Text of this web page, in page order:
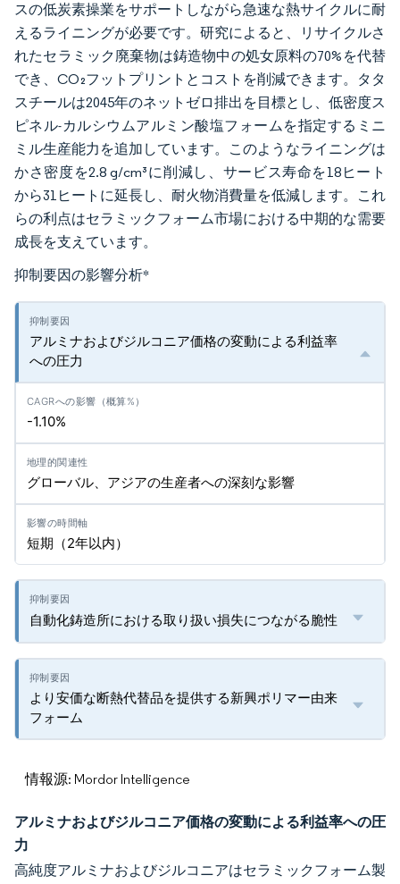
スの低炭素操業をサポートしながら急速な熱サイクルに耐
えるライニングが必要です。研究によると、リサイクルさ
れたセラミック廃棄物は鋳造物中の処女原料の70%を代替
でき、CO₂フットプリントとコストを削減できます。タタ
スチールは2045年のネットゼロ排出を目標とし、低密度ス
ピネル-カルシウムアルミン酸塩フォームを指定するミニ
ミル生産能力を追加しています。このようなライニングは
かさ密度を2.8 g/cm³に削減し、サービス寿命を18ヒート
から31ヒートに延長し、耐火物消費量を低減します。これ
らの利点はセラミックフォーム市場における中期的な需要
成長を支えています。
抑制要因の影響分析*
アルミナおよびジルコニア価格の変動による利益率
への圧力
-1.10%
グローバル、アジアの生産者への深刻な影響
短期（2年以内）
自動化鋳造所における取り扱い損失につながる脆性
より安価な断熱代替品を提供する新興ポリマー由来
フォーム
情報源: Mordor Intelligence
アルミナおよびジルコニア価格の変動による利益率への圧
力
高純度アルミナおよびジルコニアはセラミックフォーム製